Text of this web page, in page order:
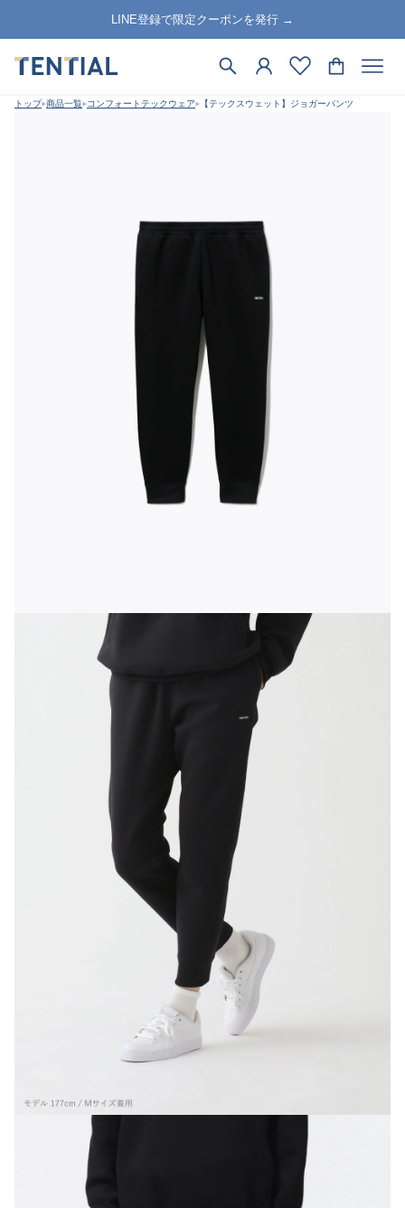
LINE登録で限定クーポンを発行 →
トップ 商品一覧 コンフォートテックウェア 【テックスウェット】ジョガーパンツ